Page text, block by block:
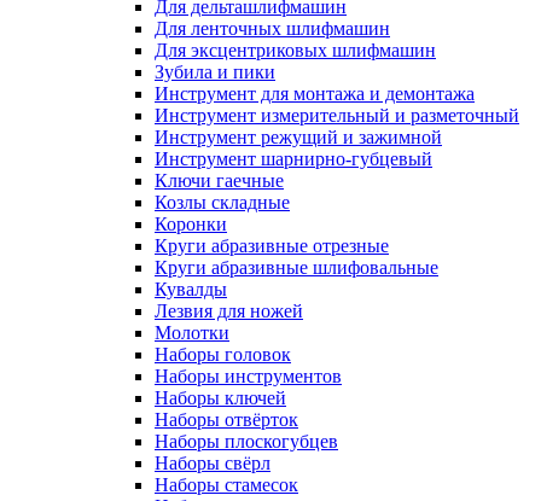
Для дельташлифмашин
Для ленточных шлифмашин
Для эксцентриковых шлифмашин
Зубила и пики
Инструмент для монтажа и демонтажа
Инструмент измерительный и разметочный
Инструмент режущий и зажимной
Инструмент шарнирно-губцевый
Ключи гаечные
Козлы складные
Коронки
Круги абразивные отрезные
Круги абразивные шлифовальные
Кувалды
Лезвия для ножей
Молотки
Наборы головок
Наборы инструментов
Наборы ключей
Наборы отвёрток
Наборы плоскогубцев
Наборы свёрл
Наборы стамесок